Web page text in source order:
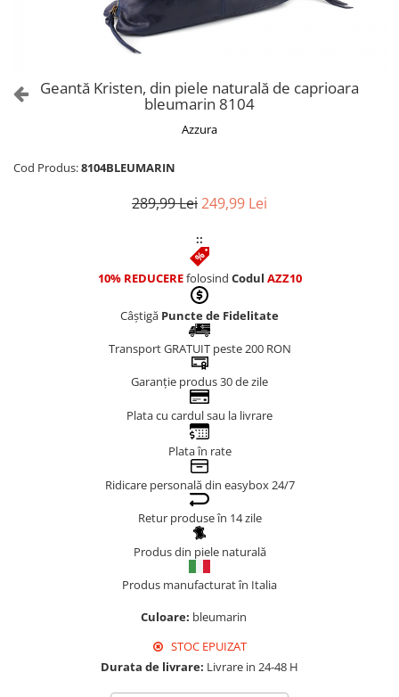
Genți Albe
Genți Bleumarin
Geantă Kristen, din piele naturală de caprioara
bleumarin 8104
Azzura
Cod Produs:8104BLEUMARIN
289,99 Lei249,99 Lei
::
10% REDUCEREfolosind Codul AZZ10
Câștigă Puncte de Fidelitate
Transport GRATUIT peste 200 RON
Garanție produs 30 de zile
Plata cu cardul sau la livrare
Plata în rate
Ridicare personală din easybox 24/7
Retur produse în 14 zile
Produs din piele naturală
Produs manufacturat în Italia
Culoare: bleumarin
STOC EPUIZAT
Durata de livrare: Livrare in 24-48 H